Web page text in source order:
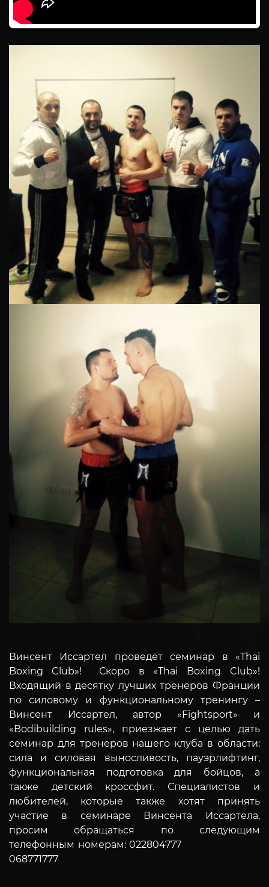
Винсент Иссартел проведёт семинар в «Thai
Boxing Club»! Скоро в «Thai Boxing Club»!
Входящий в десятку лучших тренеров Франции
по силовому и функциональному тренингу –
Винсент Иссартел, автор «Fightsport» и
«Bodibuilding rules», приезжает с целью дать
семинар для тренеров нашего клуба в области:
сила и силовая выносливость, пауэрлифтинг,
функциональная подготовка для бойцов, а
также детский кроссфит. Специалистов и
любителей, которые также хотят принять
участие в семинаре Винсента Иссартела,
просим обращаться по следующим
телефонным номерам:022804777
068771777